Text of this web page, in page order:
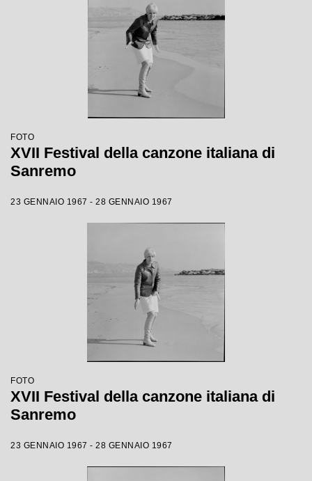
FOTO
XVII Festival della canzone italiana di
Sanremo
23 GENNAIO 1967 - 28 GENNAIO 1967
FOTO
XVII Festival della canzone italiana di
Sanremo
23 GENNAIO 1967 - 28 GENNAIO 1967